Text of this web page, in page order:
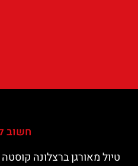
חשוב
טיול מאורגן ברצלונה קוסטה